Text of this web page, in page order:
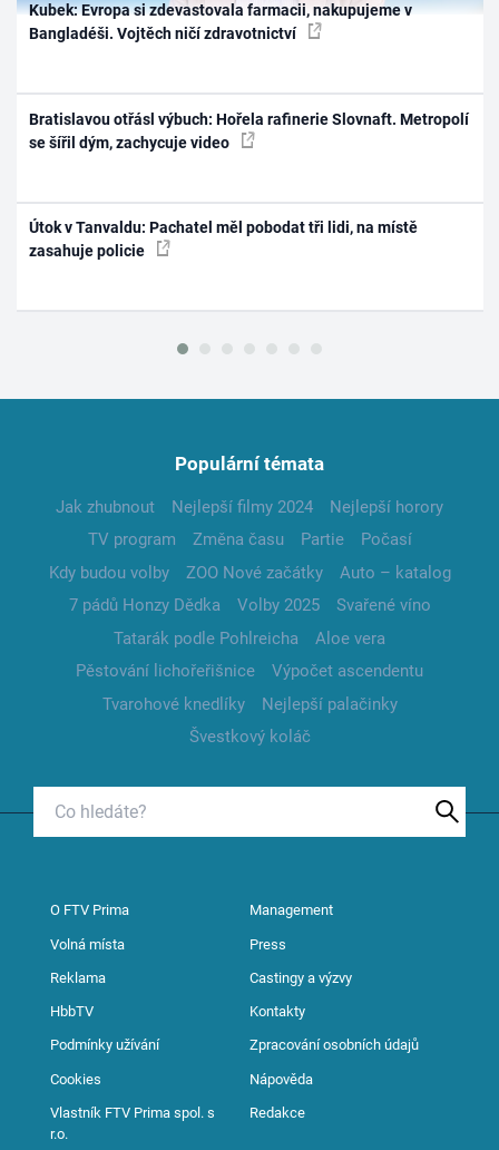
Kubek: Evropa si zdevastovala farmacii, nakupujeme v
Bangladéši. Vojtěch ničí zdravotnictví
Bratislavou otřásl výbuch: Hořela rafinerie Slovnaft. Metropolí
se šířil dým, zachycuje video
Útok v Tanvaldu: Pachatel měl pobodat tři lidi, na místě
zasahuje policie
Populární témata
Jak zhubnout Nejlepší filmy 2024
Nejlepší horory
TV program
Změna času Partie
Počasí
Kdy budou volby
ZOO Nové začátky
Auto – katalog
7 pádů Honzy Dědka
Volby 2025
Svařené víno
Tatarák podle Pohlreicha
Aloe vera
Pěstování lichořeřišnice
Výpočet ascendentu
Tvarohové knedlíky
Nejlepší palačinky
Švestkový koláč
O FTV Prima Management
Volná místa Press
Reklama Castingy a výzvy
HbbTV Kontakty
Podmínky užívání Zpracování osobních údajů
Cookies Nápověda
Vlastník FTV Prima spol. s
r.o.
Redakce